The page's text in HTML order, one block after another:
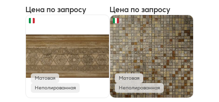
Цена по запросу Цена по запросу
Матовая
Неполированная
Матовая
Неполированная